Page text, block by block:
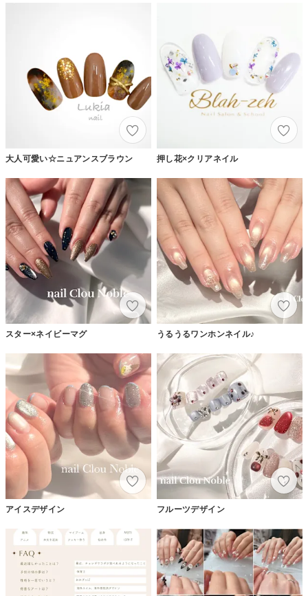
大人可愛い☆ニュアンスブラウン 押し花×クリアネイル
スター×ネイビーマグ うるうるワンホンネイル♪
アイスデザイン フルーツデザイン